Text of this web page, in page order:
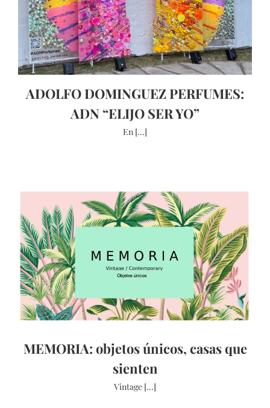
ADOLFO DOMINGUEZ PERFUMES:
ADN “ELIJO SER YO”
En [...]
MEMORIA: objetos únicos, casas que
sienten
Vintage [...]